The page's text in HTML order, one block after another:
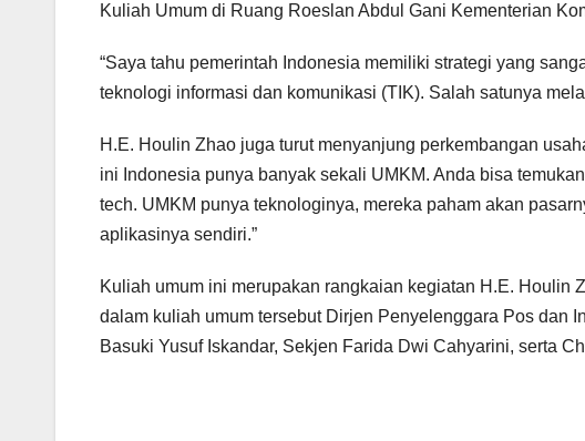
Kuliah Umum di Ruang Roeslan Abdul Gani Kementerian
“Saya tahu pemerintah Indonesia memiliki strategi yang
teknologi informasi dan komunikasi (TIK). Salah satunya
H.E. Houlin Zhao juga turut menyanjung perkembangan
ini Indonesia punya banyak sekali UMKM. Anda bisa
tech. UMKM punya teknologinya, mereka paham akan
aplikasinya sendiri.”
Kuliah umum ini merupakan rangkaian kegiatan H.E.
dalam kuliah umum tersebut Dirjen Penyelenggara Pos dan
Basuki Yusuf Iskandar, Sekjen Farida Dwi Cahyarini, serta